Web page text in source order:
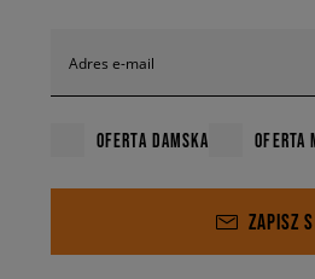
Adres e-mail
OFERTA DAMSKA OFERTA
ZAPISZ